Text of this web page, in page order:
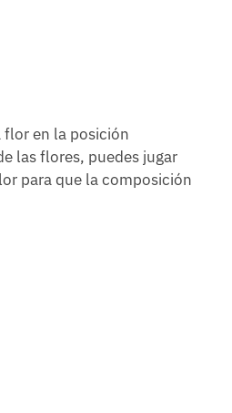
en la posición
las flores, puedes jugar
para que la composición